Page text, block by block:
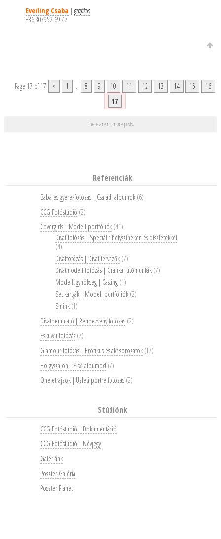
Everling Csaba | grafikus
+36 30/952 69 47
Page 17 of 17 < 1 ... 8 9 10 11 12 13 14 15
16
17
There are no more posts.
Referenciák
Baba és gyerekfotózás | Családi albumok (6)
CCG Fotóstúdió (2)
Covergirls | Modell portfóliók (41)
Divat fotózás | Speciális helyszíneken és díszletekkel
(4)
Divatfotózás | Divat tervezők (7)
Divatmodell fotózás | Grafikai utómunkák (7)
Modellügynökség | Casting (1)
Set kártyák | Modell portfóliók (2)
Smink (1)
Divatbemutató | Rendezvény fotózás (2)
Esküvői fotózás (7)
Glamour fotózás | Erotikus és akt sorozatok (17)
Hölgyszalon | Első albumod (7)
Önéletrajzok | Üzleti portré fotózás (2)
Stúdiónk
CCG Fotóstúdió | Dokumentáció
CCG Fotóstúdió | Névjegy
Galériánk
Poszter Galéria
Poszter Planet